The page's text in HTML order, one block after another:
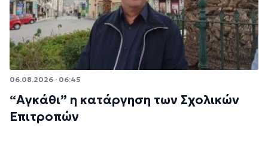
06.08.2026 · 06:45
“Αγκάθι” η κατάργηση των Σχολικών
Επιτροπών